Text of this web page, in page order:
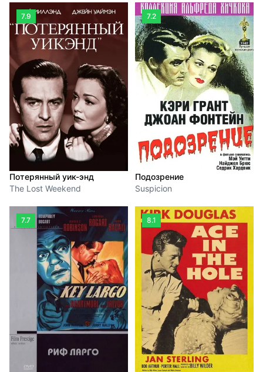
7.9
Потерянный уик-энд
The Lost Weekend
7.2
Подозрение
Suspicion
7.7 8.1